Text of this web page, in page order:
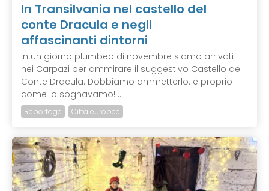
In Transilvania nel castello del
conte Dracula e negli
affascinanti dintorni
In un giorno plumbeo di novembre siamo arrivati
nei Carpazi per ammirare il suggestivo Castello del
Conte Dracula. Dobbiamo ammetterlo: è proprio
come lo sognavamo! ...
Reportage Città europee